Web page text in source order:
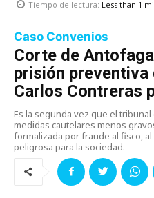
Tiempo de lectura: Less than 1
Caso Convenios
Corte de
prisión preventiva
Carlos Contreras
Es la segunda vez que el
medidas cautelares menos
formalizada por fraude al fisco,
peligrosa para la sociedad.